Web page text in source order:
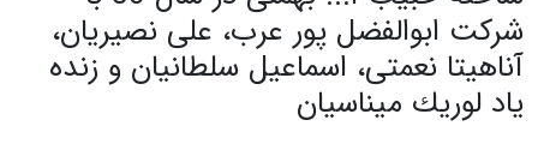
شركت ابوالفضل پور عرب، على نصیریان،
آناهیتا نعمتى، اسماعیل سلطانیان و زنده
یاد لوریك میناسیان